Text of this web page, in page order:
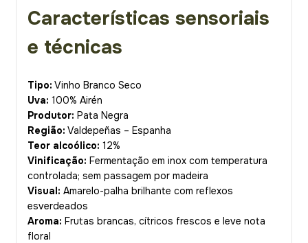
Características sensoriais
e técnicas
Tipo: Vinho Branco Seco
Uva: 100% Airén
Produtor: Pata Negra
Região: Valdepeñas – Espanha
Teor alcoólico: 12%
Vinificação: Fermentação em inox com temperatura
controlada; sem passagem por madeira
Visual: Amarelo-palha brilhante com reflexos
esverdeados
Aroma: Frutas brancas, cítricos frescos e leve nota
floral